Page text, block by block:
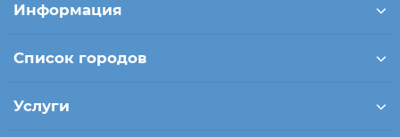
Информация
Список городов
Услуги